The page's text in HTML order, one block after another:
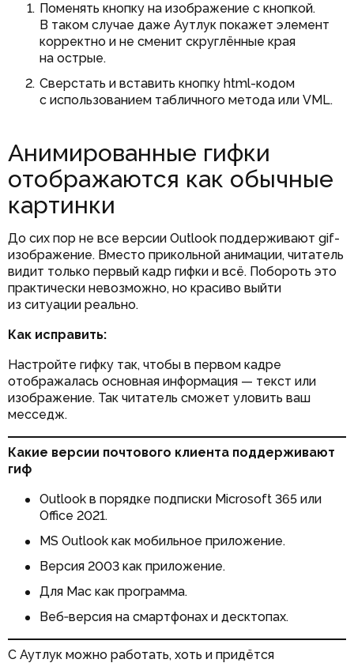
Поменять кнопку на изображение с кнопкой.
В таком случае даже Аутлук покажет элемент
корректно и не сменит скруглённые края
на острые.
Сверстать и вставить кнопку html-кодом
с использованием табличного метода или VML.
Анимированные гифки
отображаются как обычные
картинки
До сих пор не все версии Outlook поддерживают gif-
изображение. Вместо прикольной анимации, читатель
видит только первый кадр гифки и всё. Побороть это
практически невозможно, но красиво выйти
из ситуации реально.
Как исправить:
Настройте гифку так, чтобы в первом кадре
отображалась основная информация — текст или
изображение. Так читатель сможет уловить ваш
месседж.
Какие версии почтового клиента поддерживают
гиф
Outlook в порядке подписки Microsoft 365 или
Office 2021.
MS Outlook как мобильное приложение.
Версия 2003 как приложение.
Для Mac как программа.
Веб‑версия на смартфонах и десктопах.
С Аутлук можно работать, хоть и придётся